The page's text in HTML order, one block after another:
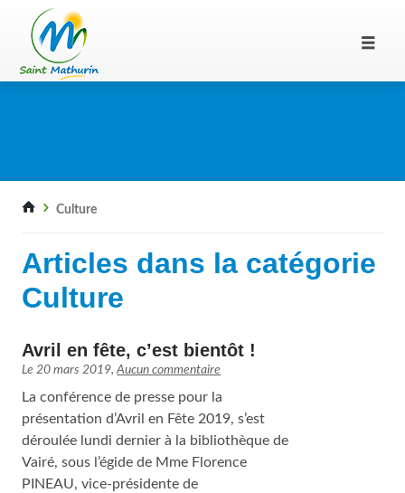
Culture
Articles dans la catégorie
Culture
Avril en fête, c’est bientôt !
Le20 mars 2019,Aucun commentaire
La conférence de presse pour la
présentation d’Avril en Fête 2019, s’est
déroulée lundi dernier à la bibliothèque de
Vairé, sous l’égide de Mme Florence
PINEAU, vice-présidente de